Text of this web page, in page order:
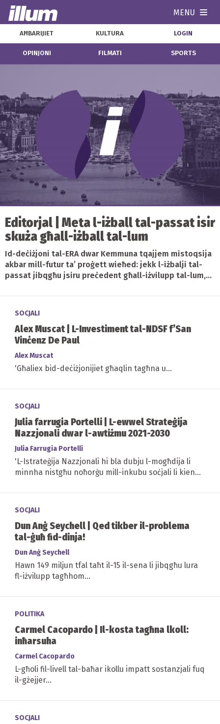
MENU
AĦBARIJIET KULTURA LOGIN
OPINJONI FILMATI SPORTS
Editorjal | Meta l-iżball tal-passat isir
skuża għall-iżball tal-lum
Id-deċiżjoni tal-ERA dwar Kemmuna tqajjem mistoqsija
akbar mill-futur ta’ proġett wieħed: jekk l-iżbalji tal-
passat jibqgħu jsiru preċedent għall-iżvilupp tal-lum,...
SOCJALI
Alex Muscat | L-Investiment tal-NDSF f’San
Vinċenz De Paul
Alex Muscat
'Għaliex bid-deċiżjonijiet għaqlin tagħna u...
SOCJALI
Julia farrugia Portelli | L-ewwel Strateġija
Nazzjonali dwar l-awtiżmu 2021-2030
Julia Farrugia Portelli
'L-Istrateġija Nazzjonali hi bla dubju l-mogħdija li
minnha nistgħu noħorġu mill-inkubu soċjali li kien
SOCJALI
Dun Anġ Seychell | Qed tikber il-problema
tal-ġuħ fid-dinja!
Dun Anġ Seychell
Hawn 149 miljun tfal taħt il-15 il-sena li jibqgħu lura
fl-iżvilupp tagħhom...
POLITIKA
Carmel Cacopardo | Il-kosta tagħna lkoll:
inħarsuha
Carmel Cacopardo
L-għoli fil-livell tal-baħar ikollu impatt sostanzjali fuq
il-gżejjer...
SOCJALI